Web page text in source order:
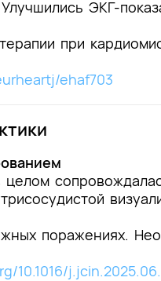
ЭКГ-
при
ehaf703
целом
поражениях.
10.1016/